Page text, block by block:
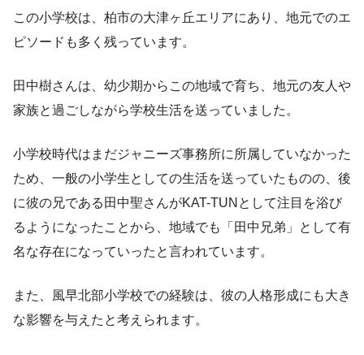
この小学校は、柏市の大津ヶ丘エリアにあり、地元でのエ
ピソードも多く残っています。
田中樹さんは、幼少期からこの地域で育ち、地元の友人や
家族と過ごしながら学校生活を送っていました。
小学校時代はまだジャニーズ事務所に所属していなかった
ため、一般の小学生としての生活を送っていたものの、後
に彼の兄である田中聖さんがKAT-TUNとして注目を浴び
るようになったことから、地域でも「田中兄弟」として有
名な存在になっていったと言われています。
また、風早北部小学校での経験は、彼の人格形成にも大き
な影響を与えたと考えられます。